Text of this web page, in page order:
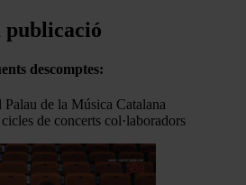
publicació
descomptes:
Palau de la Música Catalana
de concerts col·laboradors